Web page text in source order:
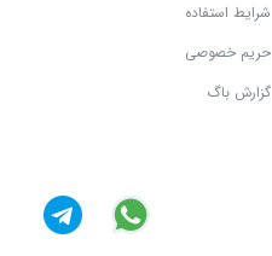
شرایط استفاده
حریم خصوصی
گزارش باگ